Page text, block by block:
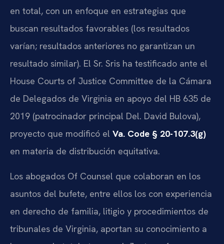
en total, con un enfoque en estrategias que
buscan resultados favorables (los resultados
varían; resultados anteriores no garantizan un
resultado similar). El Sr. Sris ha testificado ante el
House Courts of Justice Committee de la Cámara
de Delegados de Virginia en apoyo del HB 635 de
2019 (patrocinador principal Del. David Bulova),
proyecto que modificó el Va. Code § 20-107.3(g)
en materia de distribución equitativa.
Los abogados Of Counsel que colaboran en los
asuntos del bufete, entre ellos los con experiencia
en derecho de familia, litigio y procedimientos de
tribunales de Virginia, aportan su conocimiento a